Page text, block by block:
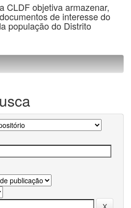
CLDF objetiva armazenar,
de interesse do
população do Distrito